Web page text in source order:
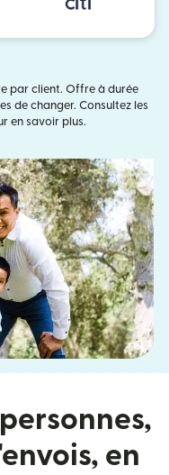
par client. Offre à durée
de changer. Consultez les
dans une nouvelle fenêtre)
en savoir plus.
en